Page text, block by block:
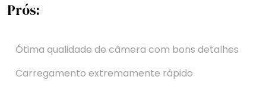
Prós:
Ótima qualidade de câmera com bons detalhes
Carregamento extremamente rápido